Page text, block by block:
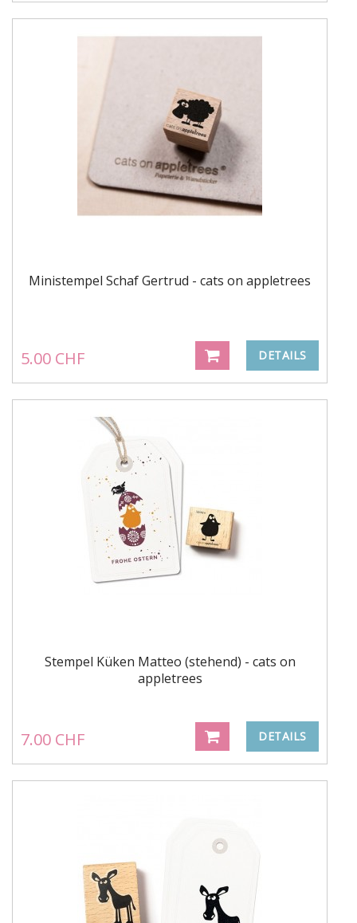
Ministempel Schaf Gertrud - cats on appletrees
5.00 CHF DETAILS
Stempel Küken Matteo (stehend) - cats on
appletrees
7.00 CHF DETAILS